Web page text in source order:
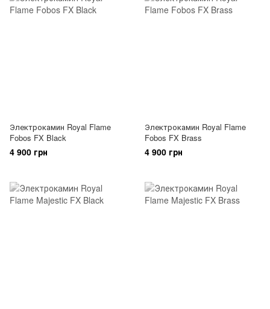
Электрокамин Royal Flame
Fobos FX Black
4 900 грн
Электрокамин Royal Flame
Fobos FX Brass
4 900 грн